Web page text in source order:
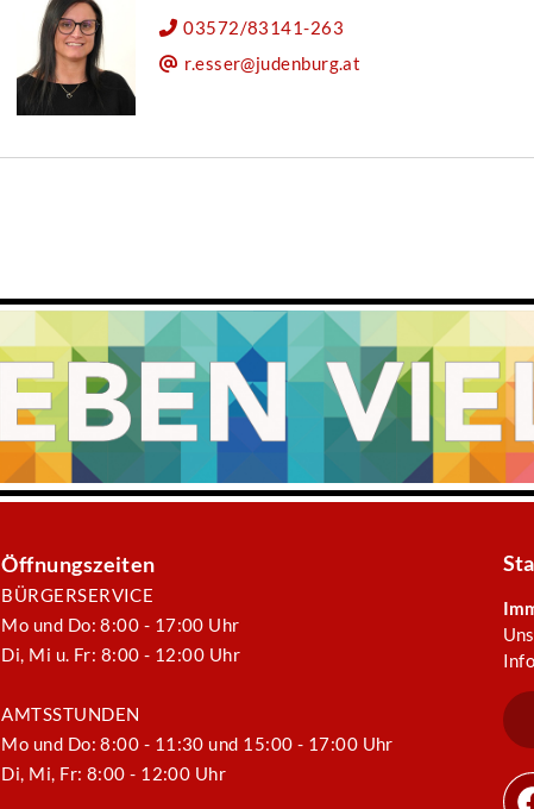
03572/83141-263
r.esser@judenburg.at
Öffnungszeiten
BÜRGERSERVICE
Mo und Do: 8:00 - 17:00 Uhr
Di, Mi u. Fr: 8:00 - 12:00 Uhr
AMTSSTUNDEN
Mo und Do: 8:00 - 11:30 und 15:00 - 17:00 Uhr
Di, Mi, Fr: 8:00 - 12:00 Uhr